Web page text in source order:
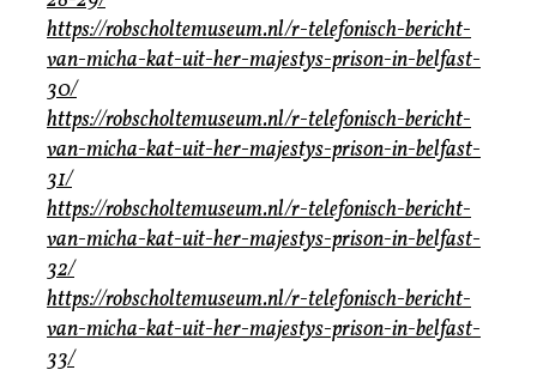
https://robscholtemuseum.nl/r-telefonisch-bericht-
van-micha-kat-uit-her-majestys-prison-in-belfast-
30/
https://robscholtemuseum.nl/r-telefonisch-bericht-
van-micha-kat-uit-her-majestys-prison-in-belfast-
31/
https://robscholtemuseum.nl/r-telefonisch-bericht-
van-micha-kat-uit-her-majestys-prison-in-belfast-
32/
https://robscholtemuseum.nl/r-telefonisch-bericht-
van-micha-kat-uit-her-majestys-prison-in-belfast-
33/